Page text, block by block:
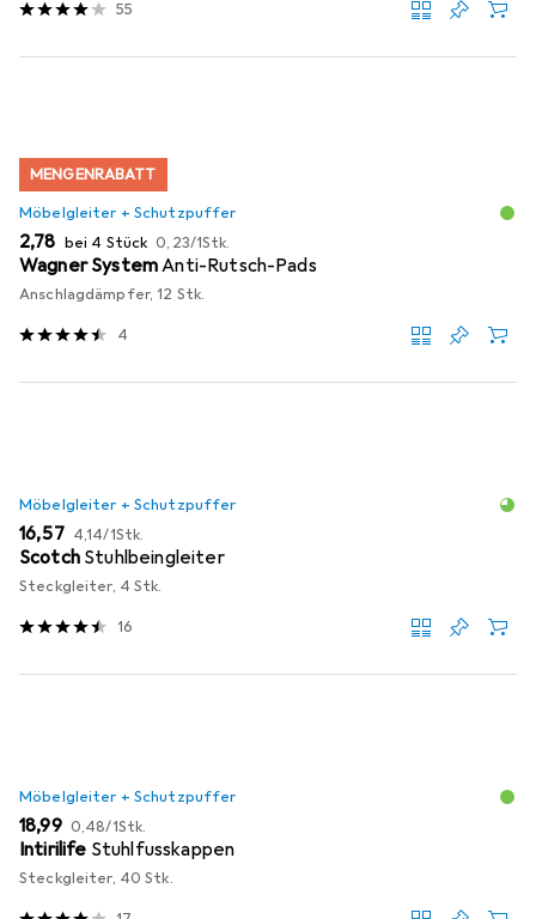
55
MENGENRABATT
Möbelgleiter + Schutzpuffer
EUR
2,78 bei 4 Stück EUR
0,23/1Stk.
Wagner SystemAnti-Rutsch-Pads
Anschlagdämpfer, 12 Stk.
4
Möbelgleiter + Schutzpuffer
EUR
16,57 EUR
4,14/1Stk.
Scotch Stuhlbeingleiter
Steckgleiter, 4 Stk.
16
Möbelgleiter + Schutzpuffer
EUR
18,99 EUR
0,48/1Stk.
Intirilife Stuhlfusskappen
Steckgleiter, 40 Stk.